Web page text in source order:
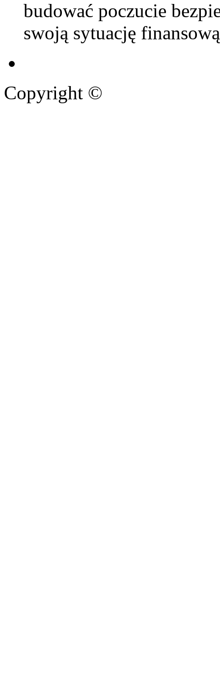
budować poczucie
swoją sytuację
Copyright ©